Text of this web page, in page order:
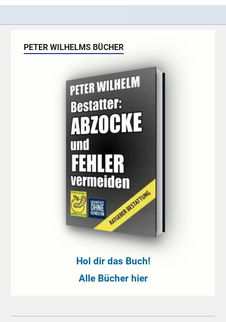
PETER WILHELMS BÜCHER
Hol dir das Buch!
Alle Bücher hier